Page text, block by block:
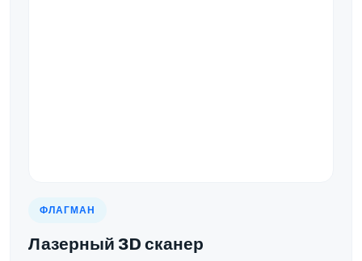
ФЛАГМАН
Лазерный 3D сканер